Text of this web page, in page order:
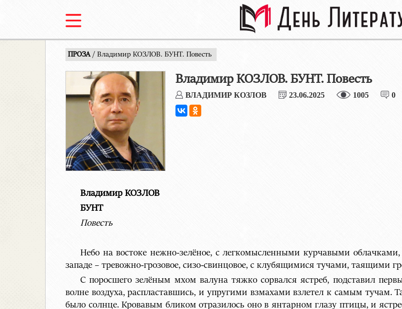
ПРОЗА / Владимир КОЗЛОВ. БУНТ. Повесть
Владимир КОЗЛОВ. БУНТ. Повесть
ВЛАДИМИР КОЗЛОВ 23.06.2025 1005 0
Владимир КОЗЛОВ
БУНТ
Повесть
Небо на востоке нежно-зелёное, с легкомысленными курчавыми
западе – тревожно-грозовое, сизо-свинцовое, с клубящимися тучами, таящими
С поросшего зелёным мхом валуна тяжко сорвался ястреб, подставил
волне воздуха, распластавшись, и упругими взмахами взлетел к самым тучам.
было солнце. Кровавым бликом отразилось оно в янтарном глазу птицы, и